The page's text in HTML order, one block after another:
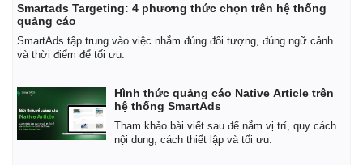
Smartads Targeting: 4 phương thức chọn trên hệ thống
quảng cáo
SmartAds tập trung vào việc nhắm đúng đối tượng, đúng ngữ cảnh
và thời điểm để tối ưu.
Hình thức quảng cáo Native Article trên
hệ thống SmartAds
Tham khảo bài viết sau để nắm vị trí, quy cách
nội dung, cách thiết lập và tối ưu.